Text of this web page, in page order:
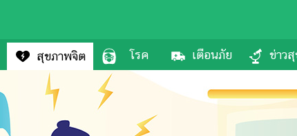
สุขภาพจิต โรค เตือนภัย ข่าว